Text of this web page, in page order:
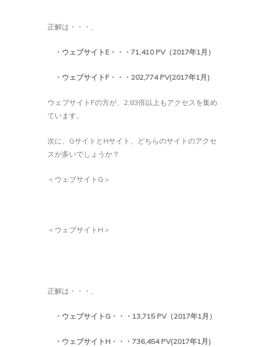
正解は・・・、
・ウェブサイトE ・・・ 71,410 PV（2017年1月）
・ウェブサイトF ・・・202,774 PV(2017年1月 )
ウェブサイトFの方が、2,83倍以上もアクセスを集め
ています。
次に、GサイトとHサイト、どちらのサイトのアクセ
スが多いでしょうか？
＜ウェブサイトG＞
＜ウェブサイトH＞
正解は・・・、
・ウェブサイトG ・・・13,715 PV（2017年1月）
・ウェブサイトH ・・・736,454 PV(2017年1月 )